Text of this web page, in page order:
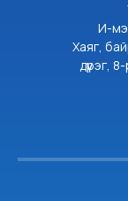
И-
Хаяг,
дүүрэг,